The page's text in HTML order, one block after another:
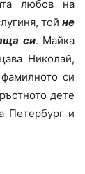
любов на
той не
си. Майка
Николай,
си
дете
Петербург и